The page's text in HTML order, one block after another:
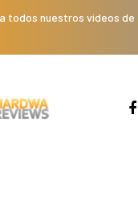
todos nuestros videos de